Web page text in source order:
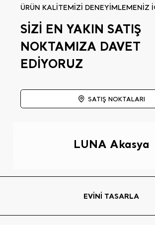
ÜRÜN KALİTEMİZİ DENEYİMLEMENİZ
SİZİ EN YAKIN SATIŞ
NOKTAMIZA DAVET
EDİYORUZ
SATIŞ NOKTALARI
LUNA Akasya
EVİNİ TASARLA